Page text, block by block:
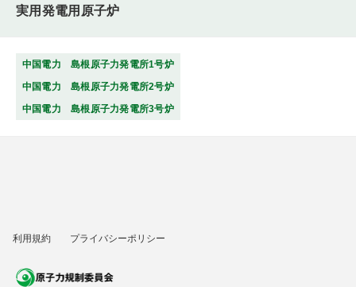
実用発電用原子炉
中国電力 島根原子力発電所1号炉
中国電力 島根原子力発電所2号炉
中国電力 島根原子力発電所3号炉
利用規約 プライバシーポリシー